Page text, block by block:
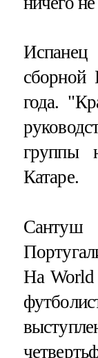
сборной
года.
группы
Катаре.
Сантуш
На World